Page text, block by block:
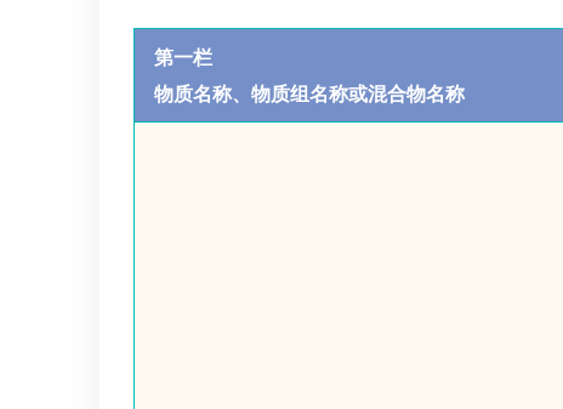
第一栏
物质名称、物质组名称或混合物名称